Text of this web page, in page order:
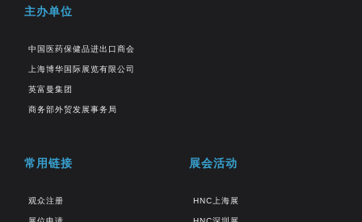
主办单位
中国医药保健品进出口商会
上海博华国际展览有限公司
英富曼集团
商务部外贸发展事务局
常用链接
观众注册
展会活动
HNC上海展